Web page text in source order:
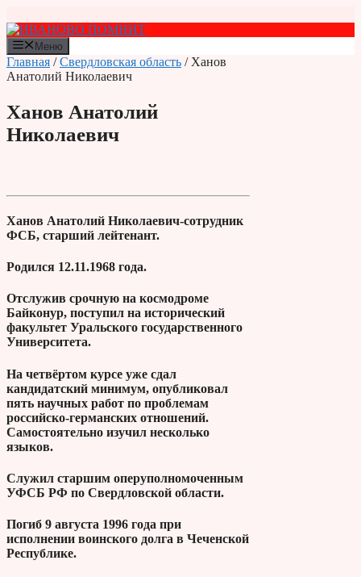
к
содержимому
Меню
Главная /Свердловская область / Ханов
Анатолий Николаевич
Ханов Анатолий
Николаевич
Ханов Анатолий Николаевич-сотрудник
ФСБ, старший лейтенант.
Родился 12.11.1968 года.
Отслужив срочную на космодроме
Байконур, поступил на исторический
факультет Уральского государственного
Университета.
На четвёртом курсе уже сдал
кандидатский минимум, опубликовал
пять научных работ по проблемам
российско-германских отношений.
Самостоятельно изучил несколько
языков.
Служил старшим оперуполномоченным
УФСБ РФ по Свердловской области.
Погиб 9 августа 1996 года при
исполнении воинского долга в Чеченской
Республике.